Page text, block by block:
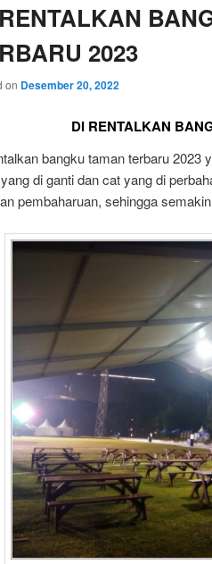
2023
on Desember 20, 2022
DI RENTALKAN
bangku taman terbaru 2023
di ganti dan cat yang di
pembaharuan, sehingga